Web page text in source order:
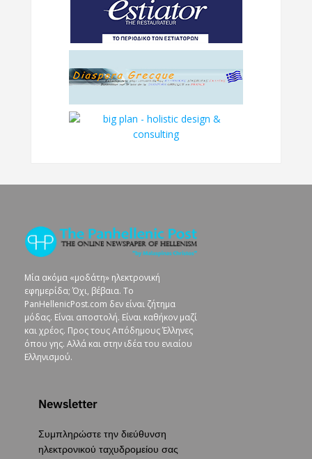
Μία ακόμα «μοδάτη» ηλεκτρονική
εφημερίδα; Όχι, βέβαια. To
PanHellenicPost.com δεν είναι ζήτημα
μόδας. Είναι αποστολή. Είναι καθήκον μαζί
και χρέος. Προς τους Απόδημους Έλληνες
όπου γης. Αλλά και στην ιδέα του ενιαίου
Ελληνισμού.
Newsletter
Συμπληρώστε την διεύθυνση
ηλεκτρονικού ταχυδρομείου σας